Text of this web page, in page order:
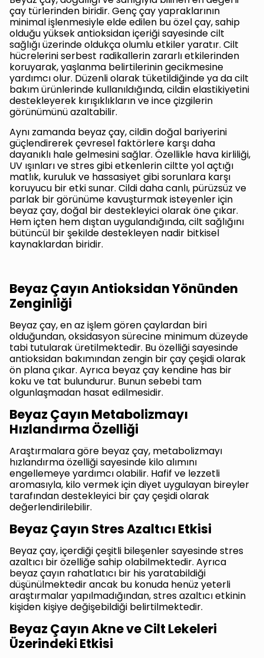
çay türlerinden biridir. Genç çay yapraklarının
minimal işlenmesiyle elde edilen bu özel çay, sahip
olduğu yüksek antioksidan içeriği sayesinde cilt
sağlığı üzerinde oldukça olumlu etkiler yaratır. Cilt
hücrelerini serbest radikallerin zararlı etkilerinden
koruyarak, yaşlanma belirtilerinin gecikmesine
yardımcı olur. Düzenli olarak tüketildiğinde ya da cilt
bakım ürünlerinde kullanıldığında, cildin elastikiyetini
destekleyerek kırışıklıkların ve ince çizgilerin
görünümünü azaltabilir.
Aynı zamanda beyaz çay, cildin doğal bariyerini
güçlendirerek çevresel faktörlere karşı daha
dayanıklı hale gelmesini sağlar. Özellikle hava kirliliği,
UV ışınları ve stres gibi etkenlerin ciltte yol açtığı
matlık, kuruluk ve hassasiyet gibi sorunlara karşı
koruyucu bir etki sunar. Cildi daha canlı, pürüzsüz ve
parlak bir görünüme kavuşturmak isteyenler için
beyaz çay, doğal bir destekleyici olarak öne çıkar.
Hem içten hem dıştan uygulandığında, cilt sağlığını
bütüncül bir şekilde destekleyen nadir bitkisel
kaynaklardan biridir.
Beyaz Çayın Antioksidan Yönünden
Zenginliği
Beyaz çay, en az işlem gören çaylardan biri
olduğundan, oksidasyon sürecine minimum düzeyde
tabi tutularak üretilmektedir. Bu özelliği sayesinde
antioksidan bakımından zengin bir çay çeşidi olarak
ön plana çıkar. Ayrıca beyaz çay kendine has bir
koku ve tat bulundurur. Bunun sebebi tam
olgunlaşmadan hasat edilmesidir.
Beyaz Çayın Metabolizmayı
Hızlandırma Özelliği
Araştırmalara göre beyaz çay, metabolizmayı
hızlandırma özelliği sayesinde kilo alımını
engellemeye yardımcı olabilir. Hafif ve lezzetli
aromasıyla, kilo vermek için diyet uygulayan bireyler
tarafından destekleyici bir çay çeşidi olarak
değerlendirilebilir.
Beyaz Çayın Stres Azaltıcı Etkisi
Beyaz çay, içerdiği çeşitli bileşenler sayesinde stres
azaltıcı bir özelliğe sahip olabilmektedir. Ayrıca
beyaz çayın rahatlatıcı bir his yaratabildiği
düşünülmektedir ancak bu konuda henüz yeterli
araştırmalar yapılmadığından, stres azaltıcı etkinin
kişiden kişiye değişebildiği belirtilmektedir.
Beyaz Çayın Akne ve Cilt Lekeleri
Üzerindeki Etkisi